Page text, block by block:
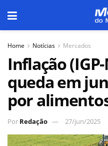
Home Notícias Mercados
Inflação
queda em
por
Por Redação 27/jun/2025